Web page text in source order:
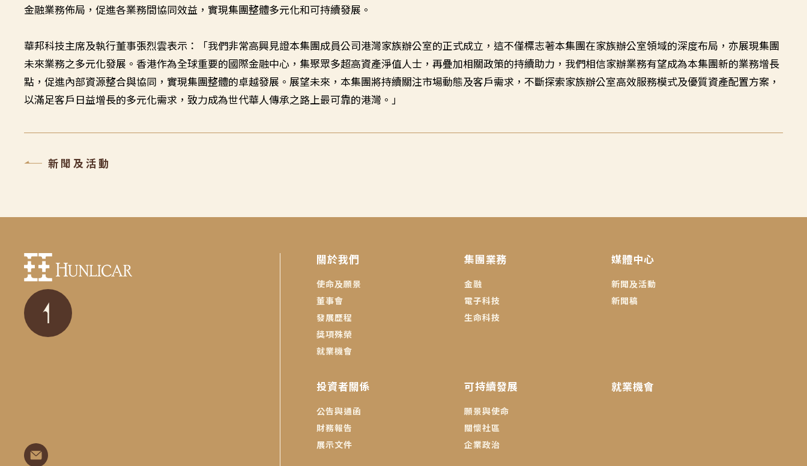
金融業務佈局，促進各業務間協同效益，實現集團整體多元化和可持續發展。
華邦科技主席及執行董事張烈雲表示：「我們非常高興見證本集團成員公司港灣家族辦公室的正式成立，這不僅標志著本集團在家族辦公室領域的深度布局，亦展現集團
未來業務之多元化發展。香港作為全球重要的國際金融中心，集聚眾多超高資產淨值人士，再疊加相關政策的持續助力，我們相信家辦業務有望成為本集團新的業務增長
點，促進內部資源整合與協同，實現集團整體的卓越發展。展望未來，本集團將持續關注市場動態及客戶需求，不斷探索家族辦公室高效服務模式及優質資產配置方案，
以滿足客戶日益增長的多元化需求，致力成為世代華人傳承之路上最可靠的港灣。」
新聞及活動
關於我們
使命及願景
董事會
發展歷程
獎項殊榮
就業機會
集團業務
金融
電子科技
生命科技
媒體中心
新聞及活動
新聞稿
投資者關係
公告與通函
財務報告
展示文件
可持續發展
願景與使命
關懷社區
企業政治
就業機會